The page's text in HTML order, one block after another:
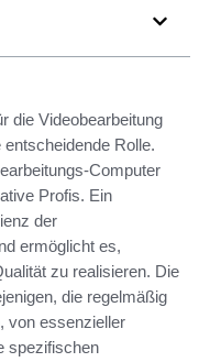
die Videobearbeitung
Rolle.
Computer
Profis. Ein
der
ermöglicht es,
zu realisieren. Die
die regelmäßig
von essenzieller
spezifischen